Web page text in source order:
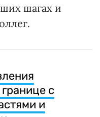
шагах и
с
и